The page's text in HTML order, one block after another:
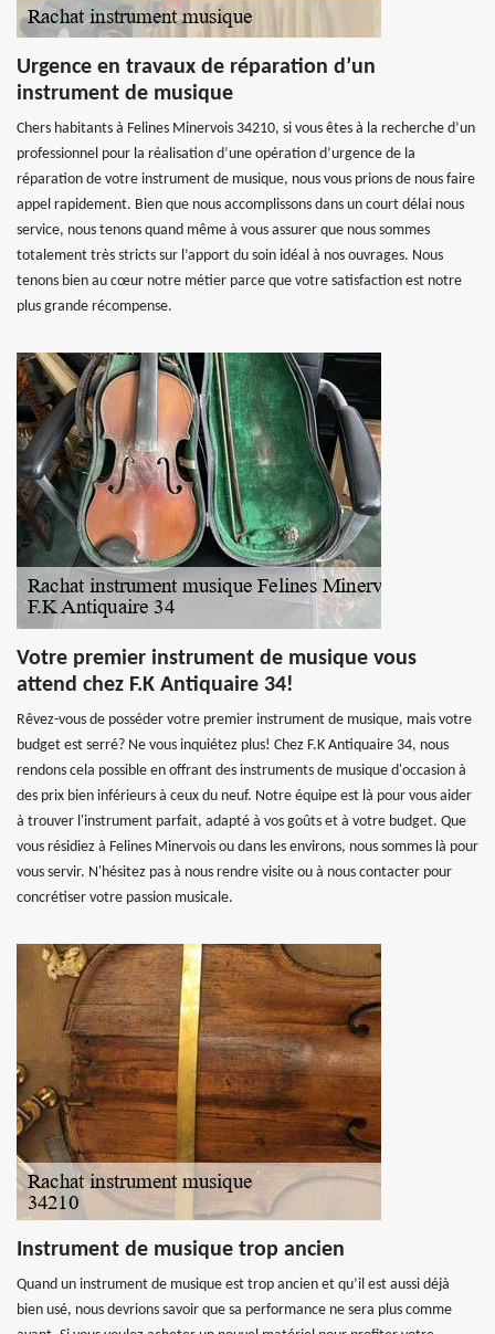
Urgence en travaux de réparation d’un
instrument de musique
Chers habitants à Felines Minervois 34210, si vous êtes à la recherche d’un
professionnel pour la réalisation d’une opération d’urgence de la
réparation de votre instrument de musique, nous vous prions de nous faire
appel rapidement. Bien que nous accomplissons dans un court délai nous
service, nous tenons quand même à vous assurer que nous sommes
totalement très stricts sur l’apport du soin idéal à nos ouvrages. Nous
tenons bien au cœur notre métier parce que votre satisfaction est notre
plus grande récompense.
Votre premier instrument de musique vous
attend chez F.K Antiquaire 34!
Rêvez-vous de posséder votre premier instrument de musique, mais votre
budget est serré? Ne vous inquiétez plus! Chez F.K Antiquaire 34, nous
rendons cela possible en offrant des instruments de musique d'occasion à
des prix bien inférieurs à ceux du neuf. Notre équipe est là pour vous aider
à trouver l'instrument parfait, adapté à vos goûts et à votre budget. Que
vous résidiez à Felines Minervois ou dans les environs, nous sommes là pour
vous servir. N'hésitez pas à nous rendre visite ou à nous contacter pour
concrétiser votre passion musicale.
Instrument de musique trop ancien
Quand un instrument de musique est trop ancien et qu’il est aussi déjà
bien usé, nous devrions savoir que sa performance ne sera plus comme